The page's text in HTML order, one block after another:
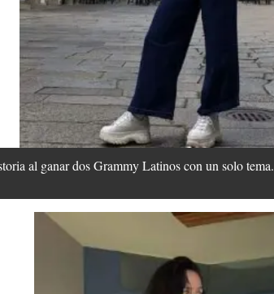
al ganar dos Grammy Latinos con un solo tema.